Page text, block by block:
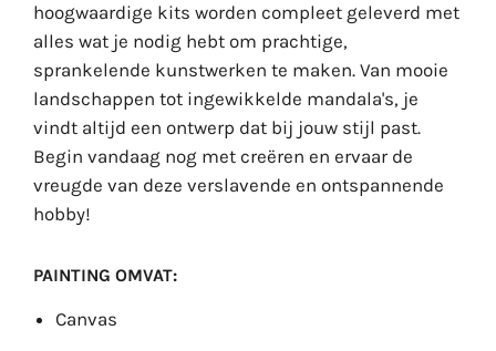
hoogwaardige kits worden compleet geleverd met
alles wat je nodig hebt om prachtige,
sprankelende kunstwerken te maken. Van mooie
landschappen tot ingewikkelde mandala's, je
vindt altijd een ontwerp dat bij jouw stijl past.
Begin vandaag nog met creëren en ervaar de
vreugde van deze verslavende en ontspannende
hobby!
PAINTING OMVAT:
Canvas